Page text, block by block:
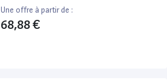
Batterie Ni Chargeur
Une offre à partir de :
68,88 €